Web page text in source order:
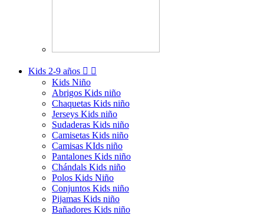
Kids 2-9 años  
Kids Niño
Abrigos Kids niño
Chaquetas Kids niño
Jerseys Kids niño
Sudaderas Kids niño
Camisetas Kids niño
Camisas KIds niño
Pantalones Kids niño
Chándals Kids niño
Polos Kids Niño
Conjuntos Kids niño
Pijamas Kids niño
Bañadores Kids niño